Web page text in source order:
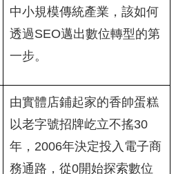
中小規模傳統產業，該如何
透過SEO邁出數位轉型的第
一步。
由實體店鋪起家的香帥蛋糕
以老字號招牌屹立不搖30
年，2006年決定投入電子商
務通路，從0開始探索數位